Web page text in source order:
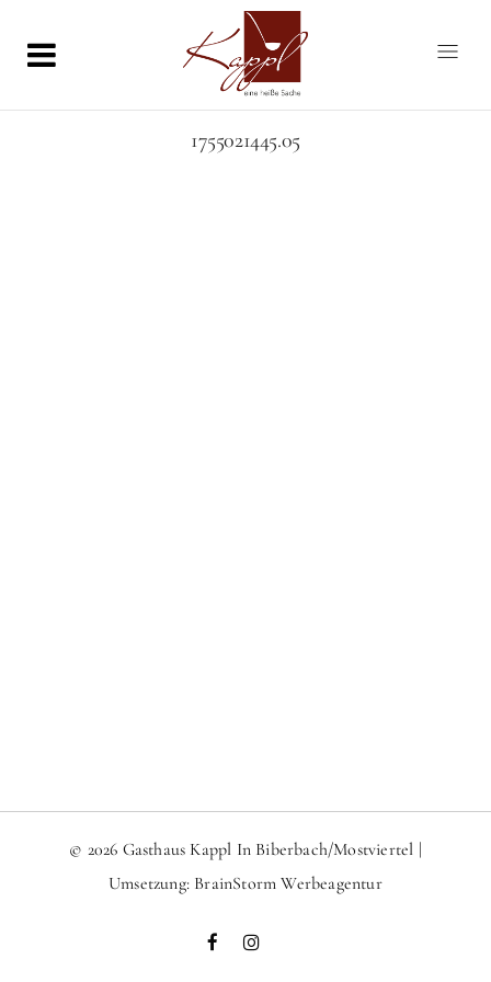
1755021445.05
© 2026 Gasthaus Kappl In Biberbach/Mostviertel |
Umsetzung: BrainStorm Werbeagentur